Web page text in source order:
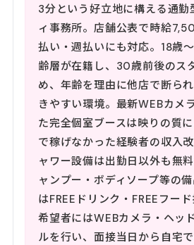
3分という好立地に構える通勤
ィ事務所。店舗公表で時給
払い・週払いにも対応。18歳
齢層が在籍し、30歳前後のス
め、年齢を理由に他店で断ら
きやすい環境。最新WEBカメ
た完全個室ブースは映りの質
で稼げなかった経験者の収入
ャワー設備は出勤日以外も無
ャンプー・ボディソープ等の
はFREEドリンク・FREEフー
希望者にはWEBカメラ・ヘッ
ルを行い、面接当日から自宅